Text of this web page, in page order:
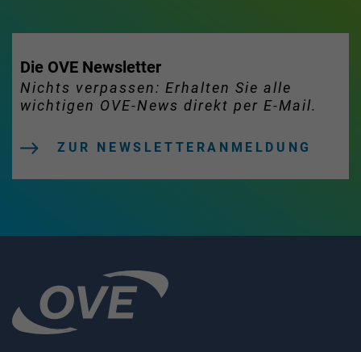
Die OVE Newsletter
Nichts verpassen: Erhalten Sie alle
wichtigen OVE-News direkt per E-Mail.
ZUR NEWSLETTERANMELDUNG